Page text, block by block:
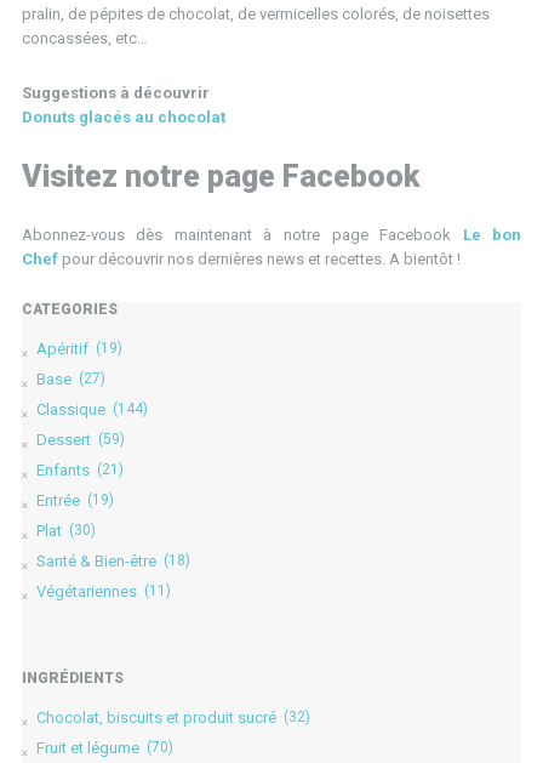
pralin, de pépites de chocolat, de vermicelles colorés, de noisettes
concassées, etc…
Suggestions à découvrir
Donuts glacés au chocolat
Visitez notre page Facebook
Abonnez-vous dès maintenant à notre page Facebook Le bon
Chef pour découvrir nos dernières news et recettes. A bientôt !
CATÉGORIES
Apéritif (19)
Base (27)
Classique (144)
Dessert (59)
Enfants (21)
Entrée (19)
Plat (30)
Santé & Bien-être (18)
Végétariennes (11)
INGRÉDIENTS
Chocolat, biscuits et produit sucré (32)
Fruit et légume (70)